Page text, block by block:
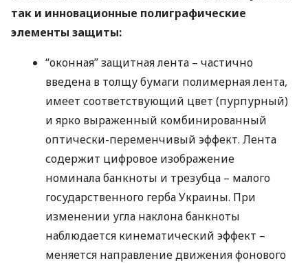
так и инновационные полиграфические
элементы защиты:
“оконная” защитная лента – частично
введена в толщу бумаги полимерная лента,
имеет соответствующий цвет (пурпурный)
и ярко выраженный комбинированный
оптически-переменчивый эффект. Лента
содержит цифровое изображение
номинала банкноты и трезубца – малого
государственного герба Украины. При
изменении угла наклона банкноты
наблюдается кинематический эффект –
меняется направление движения фонового